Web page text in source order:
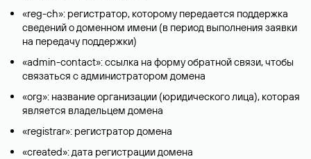
«reg-ch»: регистратор, которому передается поддержка
сведений о доменном имени (в период выполнения заявки
на передачу поддержки)
«admin-contact»: ссылка на форму обратной связи, чтобы
связаться с администратором домена
«org»: название организации (юридического лица), которая
является владельцем домена
«registrar»: регистратор домена
«created»: дата регистрации домена